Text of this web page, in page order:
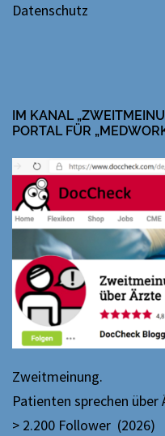
Datenschutz
IM KANAL
PORTAL FÜR
Zweitmeinung.
Patienten sprechen über
> 2.200 Follower (2026)